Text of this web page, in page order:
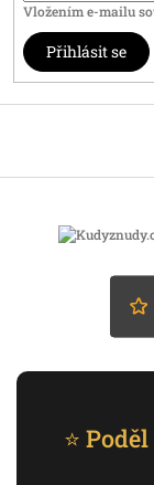
Vložením e-mailu
Přihlásit se
⭐